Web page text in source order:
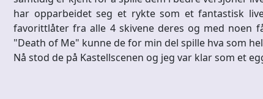
har opparbeidet seg et rykte som et fantastisk
favorittlåter fra alle 4 skivene deres og med noen
"Death of Me" kunne de for min del spille hva som
Nå stod de på Kastellscenen og jeg var klar som et